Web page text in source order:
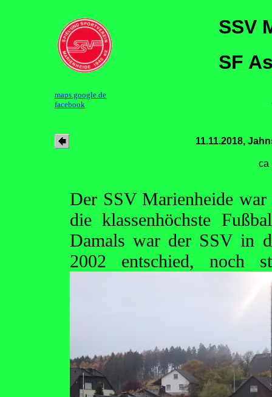
SSV
SF
maps.google.de
facebook
11.11.2018,
ca
Der SSV Marienheide
die klassenhöchste
Damals war der SSV in
2002 entschied, noch